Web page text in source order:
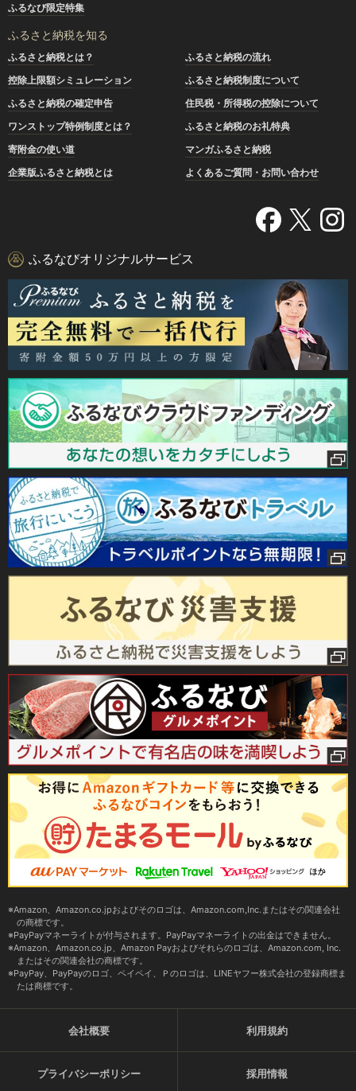
ふるなび限定特集
ふるさと納税を知る
ふるさと納税とは？
ふるさと納税の流れ
控除上限額シミュレーション
ふるさと納税制度について
ふるさと納税の確定申告
住民税・所得税の控除について
ワンストップ特例制度とは？
ふるさと納税のお礼特典
寄附金の使い道
マンガふるさと納税
企業版ふるさと納税とは
よくあるご質問・お問い合わせ
ふるなびオリジナルサービス
Amazon、Amazon.co.jpおよびそのロゴは、Amazon.com,Inc.またはその関連会社
の商標です。
PayPayマネーライトが付与されます。PayPayマネーライトの出金はできません。
Amazon、Amazon.co.jp、Amazon Payおよびそれらのロゴは、Amazon.com, Inc.
またはその関連会社の商標です。
PayPay、PayPayのロゴ、ペイペイ、Ｐのロゴは、LINEヤフー株式会社の登録商標ま
たは商標です。
会社概要 利用規約
プライバシーポリシー 採用情報